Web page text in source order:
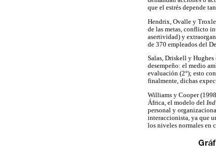
que el estrés depende
Hendrix, Ovalle y
de las metas, conflicto
asertividad) y
de 370 empleados del
Salas, Driskell y
desempeño: el medio
evaluación (2°); esto
finalmente, dichas
Williams y Cooper
África, el modelo del
personal y
interaccionista, ya que
los niveles normales en